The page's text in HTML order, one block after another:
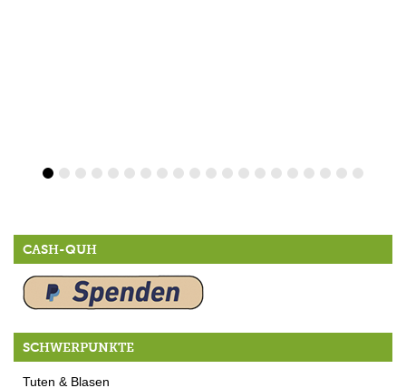
CASH-QUH
SCHWERPUNKTE
Tuten & Blasen